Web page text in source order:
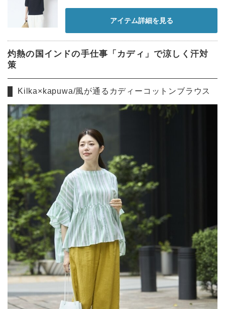
アイテム詳細を見る
灼熱の国インドの手仕事「カディ」で涼しく汗対
策
Kilka×kapuwa/風が通るカディーコットンブラウス